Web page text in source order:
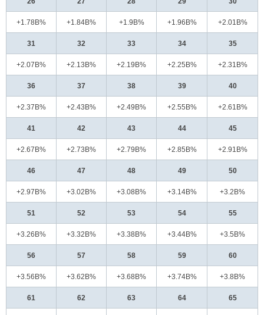
+1.78B% +1.84B% +1.9B% +1.96B% +2.01B%
31 32 33 34 35
+2.07B% +2.13B% +2.19B% +2.25B% +2.31B%
36 37 38 39 40
+2.37B% +2.43B% +2.49B% +2.55B% +2.61B%
41 42 43 44 45
+2.67B% +2.73B% +2.79B% +2.85B% +2.91B%
46 47 48 49 50
+2.97B% +3.02B% +3.08B% +3.14B% +3.2B%
51 52 53 54 55
+3.26B% +3.32B% +3.38B% +3.44B% +3.5B%
56 57 58 59 60
+3.56B% +3.62B% +3.68B% +3.74B% +3.8B%
61 62 63 64 65